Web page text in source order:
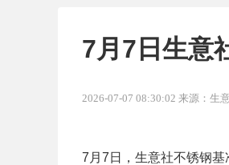
7月7日生意
2026-07-07 08:30:02 来源：生
7月7日，生意社不锈钢基